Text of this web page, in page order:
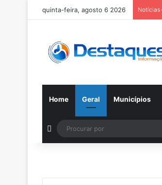
quinta-feira, agosto 6 2026 Notícias
Home Geral Municípios
Switch skin